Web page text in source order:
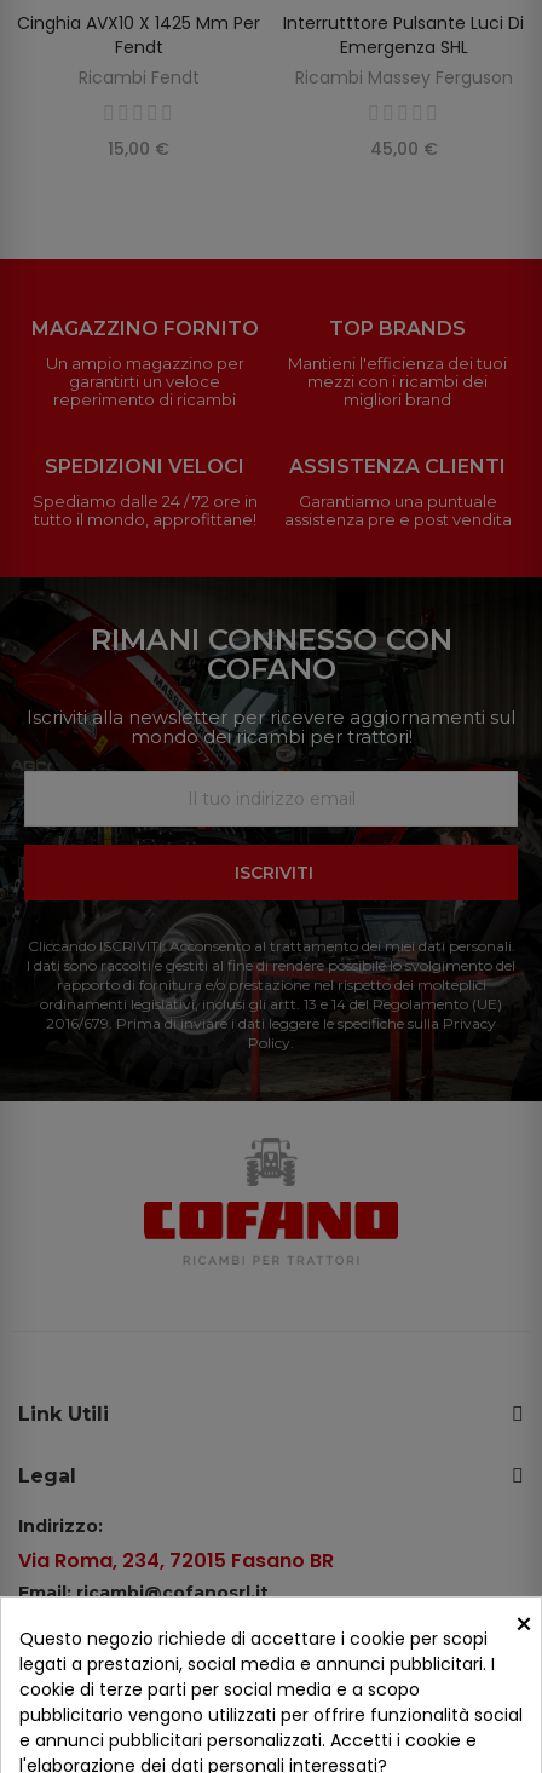
AGGIUNGI AL CARRELLO
Cinghia AVX10 X 1425 Mm Per
Fendt
Ricambi Fendt
15,00 €
SCOPRIRE
Interrutttore Pulsante Luci Di
Emergenza SHL
Ricambi Massey Ferguson
45,00 €
MAGAZZINO FORNITO
Un ampio magazzino per
garantirti un veloce
reperimento di ricambi
TOP BRANDS
Mantieni l'efficienza dei tuoi
mezzi con i ricambi dei
migliori brand
SPEDIZIONI VELOCI
Spediamo dalle 24 / 72 ore in
tutto il mondo, approfittane!
ASSISTENZA CLIENTI
Garantiamo una puntuale
assistenza pre e post vendita
RIMANI CONNESSO CON
COFANO
Iscriviti alla newsletter per ricevere aggiornamenti sul
mondo dei ricambi per trattori!
ISCRIVITI
Cliccando ISCRIVITI: Acconsento al trattamento dei miei dati personali.
I dati sono raccolti e gestiti al fine di rendere possibile lo svolgimento del
rapporto di fornitura e/o prestazione nel rispetto dei molteplici
ordinamenti legislativi, inclusi gli artt. 13 e 14 del Regolamento (UE)
2016/679. Prima di inviare i dati leggere le specifiche sulla Privacy
Policy.
Link Utili
Legal
Indirizzo:
Via Roma, 234, 72015 Fasano BR
Email: ricambi@cofanosrl.it
Tel.: +39 080 44 13 478
WhatsApp: +39 334 98 51 100
Metodi di pagamento
×
Questo negozio richiede di accettare i cookie per scopi
legati a prestazioni, social media e annunci pubblicitari. I
cookie di terze parti per social media e a scopo
pubblicitario vengono utilizzati per offrire funzionalità social
e annunci pubblicitari personalizzati. Accetti i cookie e
l'elaborazione dei dati personali interessati?